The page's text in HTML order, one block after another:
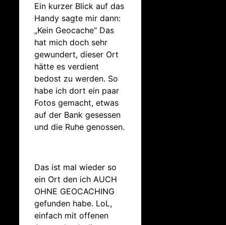
Ein kurzer Blick auf das
Handy sagte mir dann:
„Kein Geocache“ Das
hat mich doch sehr
gewundert, dieser Ort
hätte es verdient
bedost zu werden. So
habe ich dort ein paar
Fotos gemacht, etwas
auf der Bank gesessen
und die Ruhe genossen.
Das ist mal wieder so
ein Ort den ich AUCH
OHNE GEOCACHING
gefunden habe. LoL,
einfach mit offenen